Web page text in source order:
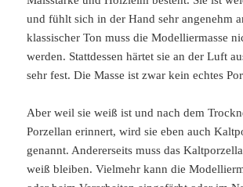
und fühlt sich in der Hand sehr angenehm
klassischer Ton muss die Modelliermasse
werden. Stattdessen härtet sie an der Luft
sehr fest. Die Masse ist zwar kein echtes
Aber weil sie weiß ist und nach dem
Porzellan erinnert, wird sie eben auch
genannt. Andererseits muss das
weiß bleiben. Vielmehr kann die